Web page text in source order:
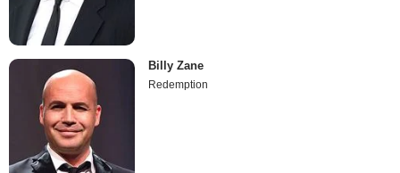
Billy Zane
Redemption